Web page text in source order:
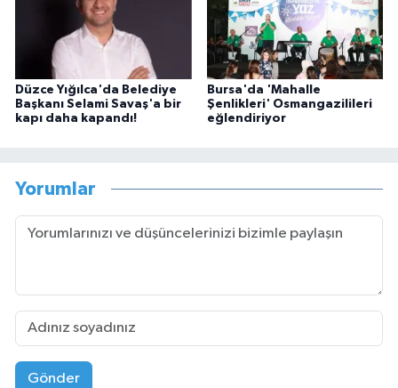
Düzce Yığılca'da Belediye
Başkanı Selami Savaş'a bir
kapı daha kapandı!
Bursa'da 'Mahalle
Şenlikleri' Osmangazilileri
eğlendiriyor
Yorumlar
Gönder